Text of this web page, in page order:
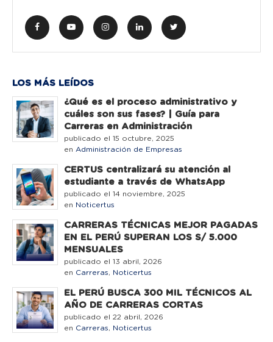
LOS MÁS LEÍDOS
¿Qué es el proceso administrativo y
cuáles son sus fases? | Guía para
Carreras en Administración
publicado el 15 octubre, 2025
en Administración de Empresas
CERTUS centralizará su atención al
estudiante a través de WhatsApp
publicado el 14 noviembre, 2025
en Noticertus
CARRERAS TÉCNICAS MEJOR PAGADAS
EN EL PERÚ SUPERAN LOS S/ 5.000
MENSUALES
publicado el 13 abril, 2026
en Carreras, Noticertus
EL PERÚ BUSCA 300 MIL TÉCNICOS AL
AÑO DE CARRERAS CORTAS
publicado el 22 abril, 2026
en Carreras, Noticertus